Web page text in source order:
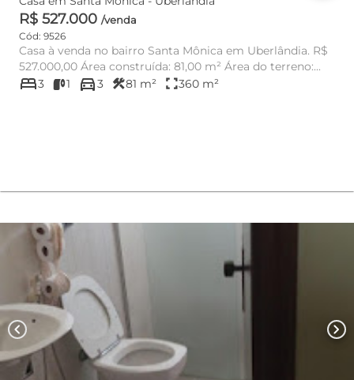
R$ 527.000 /venda
Cód: 9526
Casa à venda no bairro Santa Mônica em Uberlândia. R$
527.000,00 Área construída: 81,00 m² Área do terreno:...
bed3 1 directions_car3 construction81 m² fullscreen360 m²
chevron_left chevron_right